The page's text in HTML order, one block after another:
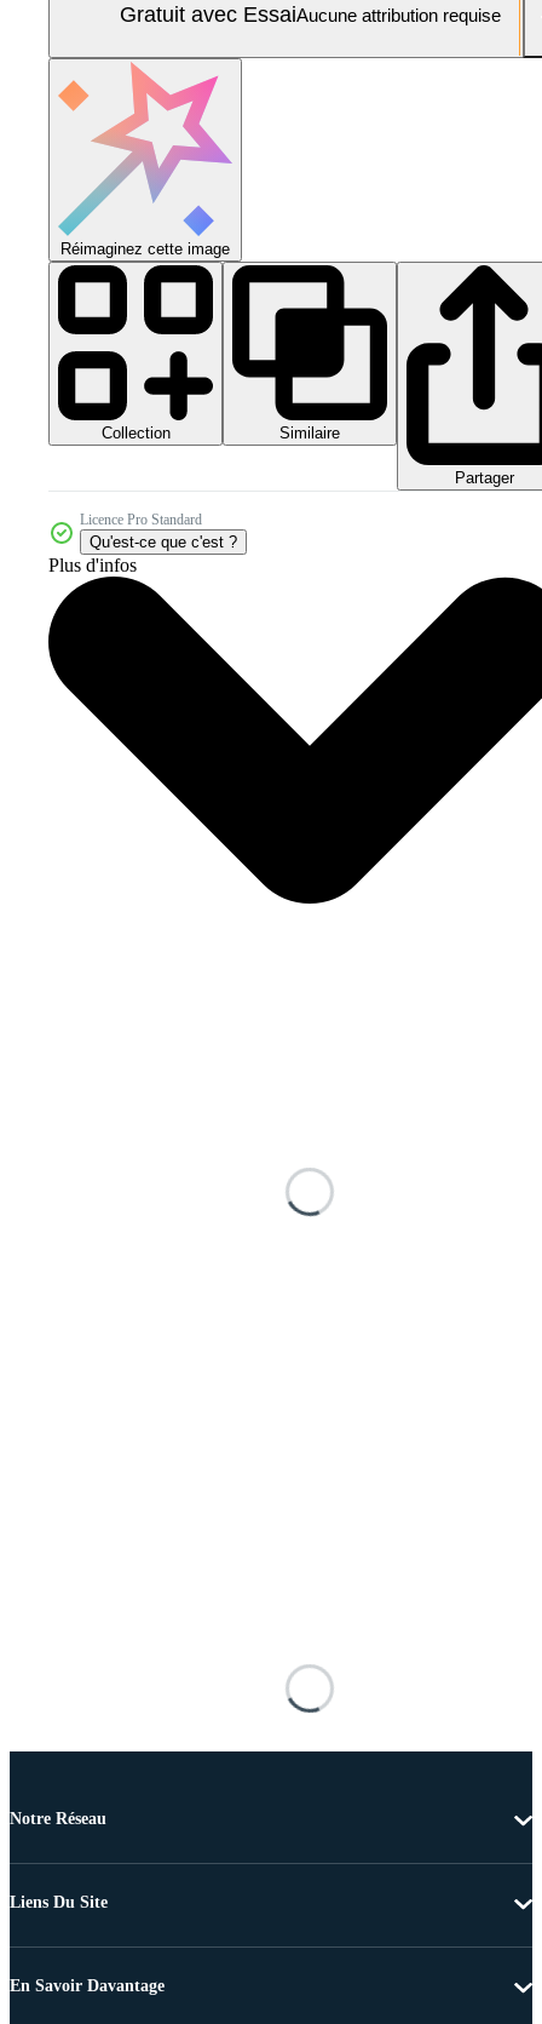
Gratuit avec EssaiAucune attribution requise
Réimaginez cette image
Collection Similaire
Partager
Licence Pro Standard
Qu'est-ce que c'est ?
Plus d'infos
Notre Réseau
Liens Du Site
En Savoir Davantage